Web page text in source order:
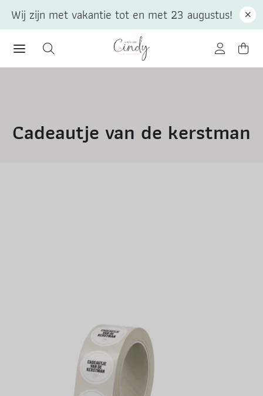
Cadeautje van de kerstman
Wij zijn met vakantie tot en met 23 augustus!